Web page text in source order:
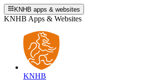
KNHB apps & websites
KNHB Apps & Websites
KNHB